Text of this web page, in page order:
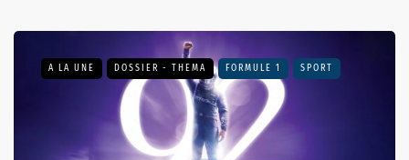
A LA UNE DOSSIER - THEMA FORMULE 1 SPORT